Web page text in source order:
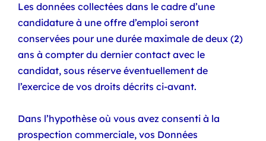
Les données collectées dans le cadre d’une
candidature à une offre d’emploi seront
conservées pour une durée maximale de deux (2)
ans à compter du dernier contact avec le
candidat, sous réserve éventuellement de
l’exercice de vos droits décrits ci-avant.
Dans l’hypothèse où vous avez consenti à la
prospection commerciale, vos Données